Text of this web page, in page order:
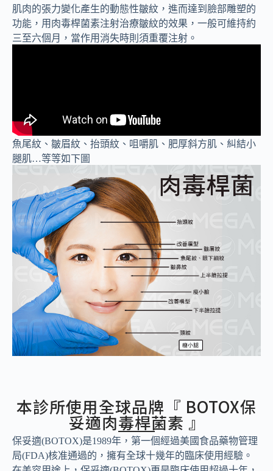
肌肉的張力變化產生的動態性皺紋，進而達到臉部雕塑的
功能，用肉毒桿菌素注射治療皺紋的效果，一般可維持約
三至六個月，當作用消失時則須重覆注射。
魚尾紋、皺眉紋、抬頭紋、咀嚼肌、肥厚斜方肌、糾結小
腿肌…等等如下圖
本診所使用全球品牌『 BOTOX保
妥適肉毒桿菌素 』
保妥適(BOTOX)是1989年，第一個經過美國食品藥物管理
局(FDA)核准通過的，擁有全球十幾年的臨床使用經驗。